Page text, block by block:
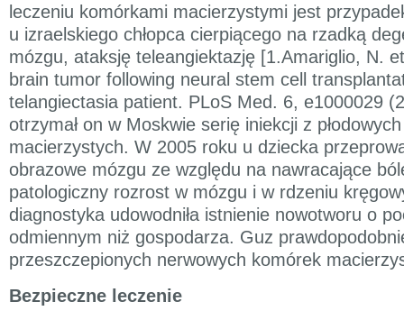
leczeniu komórkami macierzystymi jest
u izraelskiego chłopca cierpiącego na rzadką
mózgu, ataksję teleangiektazję [1.Amariglio, N.
brain tumor following neural stem cell
telangiectasia patient. PLoS Med. 6, e1000029
otrzymał on w Moskwie serię iniekcji z
macierzystych. W 2005 roku u dziecka
obrazowe mózgu ze względu na nawracające
patologiczny rozrost w mózgu i w rdzeniu
diagnostyka udowodniła istnienie nowotworu o
odmiennym niż gospodarza. Guz
przeszczepionych nerwowych komórek
Bezpieczne leczenie